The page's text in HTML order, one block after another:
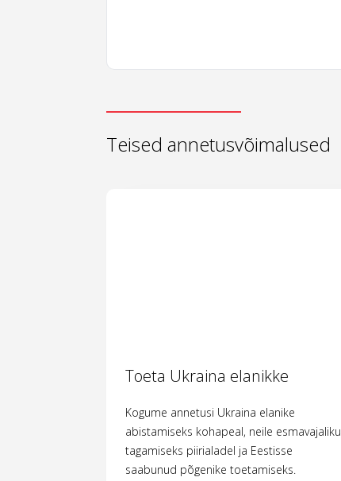
Teised annetusvõimalused
Toeta Ukraina elanikke
Kogume annetusi Ukraina elanike
abistamiseks kohapeal, neile esmavajaliku
tagamiseks piirialadel ja Eestisse
saabunud põgenike toetamiseks.